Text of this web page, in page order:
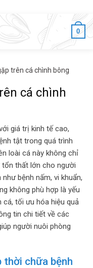
0
trên cá chình bông
cá chình
giá trị kinh tế cao,
tật trong quá trình
loài cá này không chỉ
thất lớn cho người
bệnh nấm, vi khuẩn,
không phù hợp là yếu
tối ưu hóa hiệu quả
tin chi tiết về các
người nuôi phòng
thời chữa bệnh